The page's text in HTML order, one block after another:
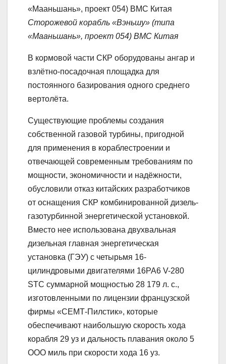
Сторожевой корабль «Вэньшу» (типа
«Мааньшань», проект 054) ВМС Китая
В кормовой части СКР оборудованы ангар и
взлётно-посадочная площадка для
постоянного базирования одного среднего
вертолёта.
Существующие проблемы создания
собственной газовой турбины, пригодной
для применения в кораблестроении и
отвечающей современным требованиям по
мощности, экономичности и надёжности,
обусловили отказ китайских разработчиков
от оснащения СКР комбинированной дизель-
газотурбинной энергетической установкой.
Вместо нее использована двухвальная
дизельная главная энергетическая
установка (ГЭУ) с четырьмя 16-
цилиндровыми двигателями 16РА6 V-280
STC суммарной мощностью 28 179 л. с.,
изготовленными по лицензии французской
фирмы «СЕМТ-Пилстик», которые
обеспечивают наибольшую скорость хода
корабля 29 уз и дальность плавания около 5
ООО миль при скорости хода 16 уз.